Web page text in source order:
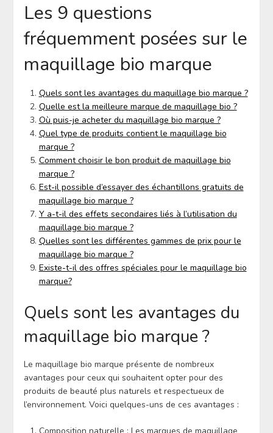
Les 9 questions
fréquemment posées sur le
maquillage bio marque
Quels sont les avantages du maquillage bio marque ?
Quelle est la meilleure marque de maquillage bio ?
Où puis-je acheter du maquillage bio marque ?
Quel type de produits contient le maquillage bio
marque ?
Comment choisir le bon produit de maquillage bio
marque ?
Est-il possible d’essayer des échantillons gratuits de
maquillage bio marque ?
Y a-t-il des effets secondaires liés à l’utilisation du
maquillage bio marque ?
Quelles sont les différentes gammes de prix pour le
maquillage bio marque ?
Existe-t-il des offres spéciales pour le maquillage bio
marque?
Quels sont les avantages du
maquillage bio marque ?
Le maquillage bio marque présente de nombreux
avantages pour ceux qui souhaitent opter pour des
produits de beauté plus naturels et respectueux de
l’environnement. Voici quelques-uns de ces avantages :